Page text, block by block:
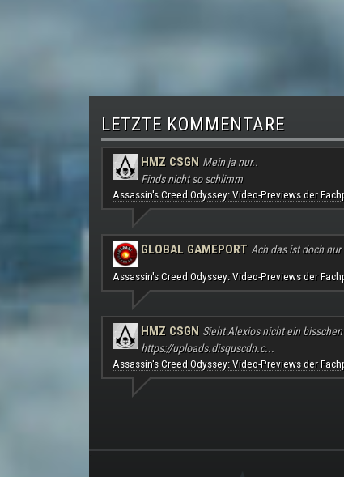
LETZTE KOMMENTARE
HMZ CSGN Mein ja nur..
Finds nicht so schlimm
Assassin's Creed Odyssey: Video-Previews der
GLOBAL GAMEPORT Ach das ist doch
Assassin's Creed Odyssey: Video-Previews der
HMZ CSGN Sieht Alexios nicht ein
https://uploads.disquscdn.c...
Assassin's Creed Odyssey: Video-Previews der
.